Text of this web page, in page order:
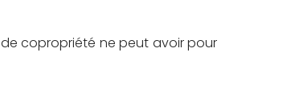
de copropriété ne peut avoir pour